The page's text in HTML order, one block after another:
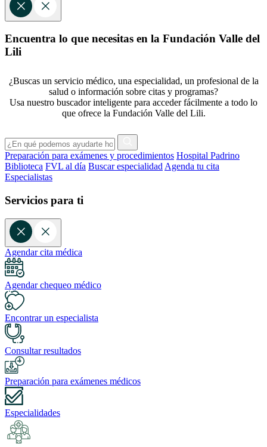
Encuentra lo que necesitas en la Fundación Valle del
Lili
¿Buscas un servicio médico, una especialidad, un profesional de la
salud o información sobre citas y programas?
Usa nuestro buscador inteligente para acceder fácilmente a todo lo
que ofrece la Fundación Valle del Lili.
Preparación para exámenes y procedimientos Hospital Padrino
Biblioteca FVL al día Buscar especialidad Agenda tu cita
Especialistas
Servicios para ti
Agendar cita médica
Agendar chequeo médico
Encontrar un especialista
Consultar resultados
Preparación para exámenes médicos
Especialidades